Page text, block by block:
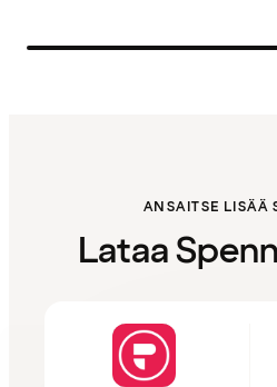
ANSAITSE LISÄÄ
Lataa